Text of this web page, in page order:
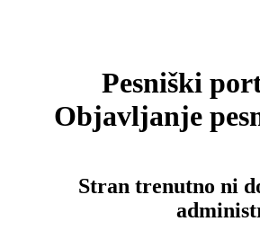
Pesniški
Objavljanje
Stran trenutno ni